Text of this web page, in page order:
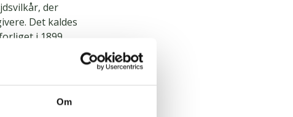
Om
der
Det kaldes
i 1899.